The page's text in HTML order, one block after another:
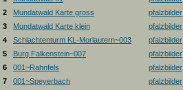
2
Mundatwald Karte gross pfalzbilder
3
Mundatwald Karte klein pfalzbilder
4
Schlachtenturm KL-Morlautern~003 pfalzbilder
5
Burg Falkenstein~007 pfalzbilder
6
001~Rahnfels pfalzbilder
7
001~Speyerbach pfalzbilder